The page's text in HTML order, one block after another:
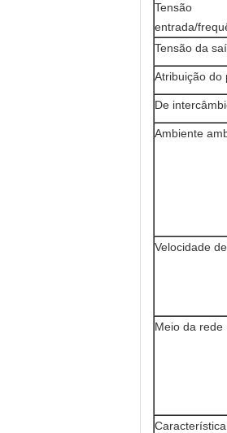
Tensão
entrada/
Tensão da
Atribuição do
De
Ambiente
Velocidade
Meio da rede